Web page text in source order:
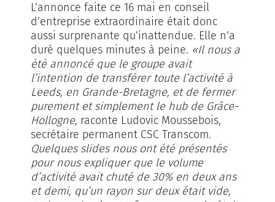
L’annonce faite ce 16 mai en conseil
d’entreprise extraordinaire était donc
aussi surprenante qu’inattendue. Elle n’a
duré quelques minutes à peine. «Il nous a
été annoncé que le groupe avait
l’intention de transférer toute l’activité à
Leeds, en Grande-Bretagne, et de fermer
purement et simplement le hub de Grâce-
Hollogne, raconte Ludovic Moussebois,
secrétaire permanent CSC Transcom.
Quelques slides nous ont été présentés
pour nous expliquer que le volume
d’activité avait chuté de 30% en deux ans
et demi, qu’un rayon sur deux était vide,